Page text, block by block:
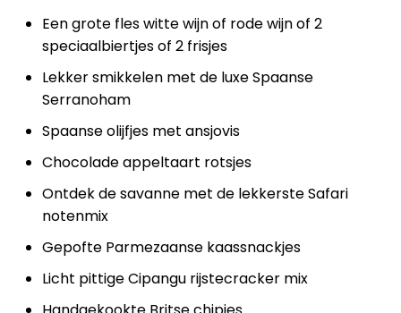
Een grote fles witte wijn of rode wijn of 2
speciaalbiertjes of 2 frisjes
Lekker smikkelen met de luxe Spaanse
Serranoham
Spaanse olijfjes met ansjovis
Chocolade appeltaart rotsjes
Ontdek de savanne met de lekkerste Safari
notenmix
Gepofte Parmezaanse kaassnackjes
Licht pittige Cipangu rijstecracker mix